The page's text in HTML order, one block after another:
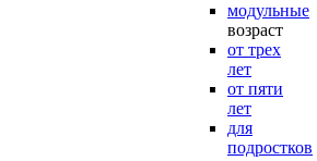
модульные
возраст
от трех
лет
от пяти
лет
для
подростков